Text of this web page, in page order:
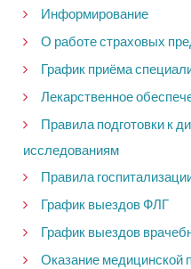
Информирование
О работе страховых
График приёма
Лекарственное
Правила подготовки к
исследованиям
Правила
График выездов ФЛГ
График выездов
Оказание